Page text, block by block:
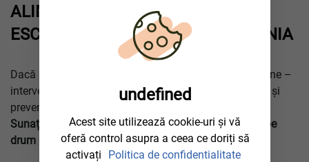
ALIMENTARE GREȘITĂ ÎN
ESCHWEILER ȘI ÎN TOATĂ GERMANIA
Dacă ați alimentat greșit – nu porniți motorul! Sunați-ne –
intervenim rapid, extragem combustibilul în siguranță și
prevenim reparațiile costisitoare.
Sunați AWhelp24 – echipa noastră mobilă este deja pe
drum cătreEschweiler!
undefined
Acest site utilizează cookie-uri și vă
oferă control asupra a ceea ce doriți să
activați
Politica de confidentialitate